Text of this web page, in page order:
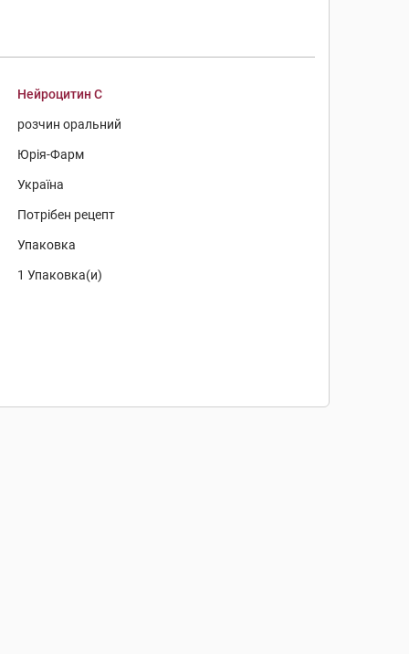
Нейроцитин С
розчин оральний
Юрія-Фарм
Україна
Потрібен рецепт
Упаковка
1 Упаковка(и)